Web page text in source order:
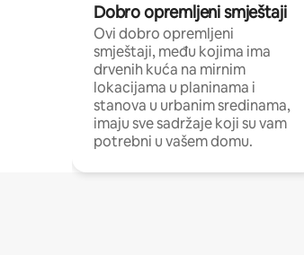
Dobro opremljeni smještaji
Ovi dobro opremljeni
smještaji, među kojima ima
drvenih kuća na mirnim
lokacijama u planinama i
stanova u urbanim sredinama,
imaju sve sadržaje koji su vam
potrebni u vašem domu.